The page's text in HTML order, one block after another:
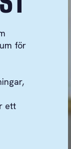
för
ett